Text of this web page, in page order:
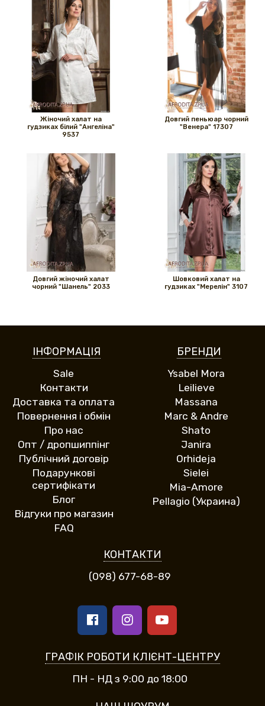
Жіночий халат на
гудзиках білий "Ангеліна"
9537
Довгий пеньюар чорний
"Венера" ​​17307
Довгий жіночий халат
чорний "Шанель" 2033
Шовковий халат на
гудзиках "Мерелін" 3107
ІНФОРМАЦІЯ
Sale
Контакти
Доставка та оплата
Повернення і обмін
Про нас
Опт / дропшиппінг
Публічний договір
Подарункові
сертифікати
Блог
Відгуки про магазин
FAQ
БРЕНДИ
Ysabel Mora
Leilieve
Massana
Marc & Andre
Shato
Janira
Orhideja
Sielei
Mia-Amore
Pellagio (Украина)
КОНТАКТИ
(098) 677-68-89
ГРАФІК РОБОТИ КЛІЄНТ-ЦЕНТРУ
ПН - НД з 9:00 до 18:00